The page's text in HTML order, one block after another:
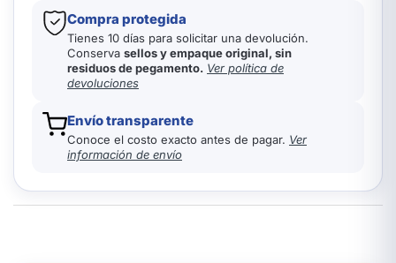
Compra protegida
Tienes 10 días para solicitar una devolución.
Conserva sellos y empaque original, sin
residuos de pegamento. Ver política de
devoluciones
Envío transparente
Conoce el costo exacto antes de pagar. Ver
información de envío